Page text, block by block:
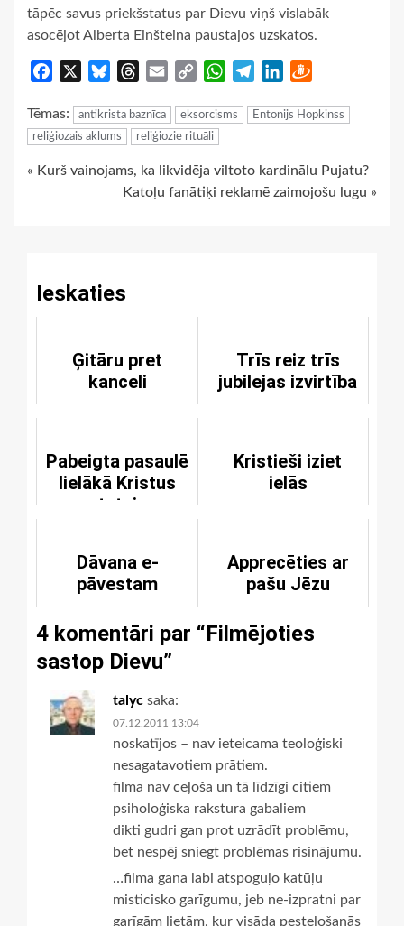
tāpēc savus priekšstatus par Dievu viņš vislabāk
asocējot Alberta Einšteina paustajos uzskatos.
Facebook BlueskyThreads
Email
Copy
WhatsApp
TelegramLinkedIn
Tēmas: antikrista baznīca eksorcisms
Entonijs Hopkinss
reliģiozais aklums
reliģiozie rituāli
Continue
« Kurš vainojams, ka likvidēja viltoto kardinālu Pujatu?
Katoļu fanātiķi reklamē zaimojošu lugu »
Ieskaties
Ģitāru pret
kanceli
Trīs reiz trīs
jubilejas izvirtība
Pabeigta pasaulē
lielākā Kristus
statuja
Kristieši iziet
ielās
Dāvana e-
pāvestam
Apprecēties ar
pašu Jēzu
4 komentāri par “Filmējoties
sastop Dievu”
talyc saka:
07.12.2011 13:04
noskatījos – nav ieteicama teoloģiski
nesagatavotiem prātiem.
filma nav ceļoša un tā līdzīgi citiem
psiholoģiska rakstura gabaliem
dikti gudri gan prot uzrādīt problēmu,
bet nespēj sniegt problēmas risinājumu.
…filma gana labi atspoguļo katūļu
misticisko garīgumu, jeb ne-izpratni par
garīgām lietām, kur visāda pesteļošanās